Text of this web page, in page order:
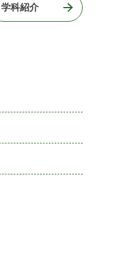
学科紹介